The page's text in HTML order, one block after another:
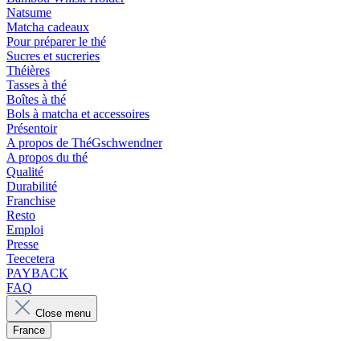
Natsume
Matcha cadeaux
Pour préparer le thé
Sucres et sucreries
Théières
Tasses à thé
Boîtes à thé
Bols à matcha et accessoires
Présentoir
A propos de ThéGschwendner
A propos du thé
Qualité
Durabilité
Franchise
Resto
Emploi
Presse
Teecetera
PAYBACK
FAQ
Close menu
France